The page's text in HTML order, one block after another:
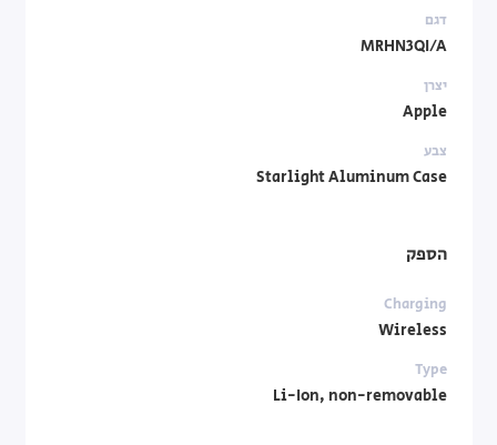
דגם
MRHN3QI/A
יצרן
Apple
צבע
Starlight Aluminum Case
הספק
Charging
Wireless
Type
Li-Ion, non-removable